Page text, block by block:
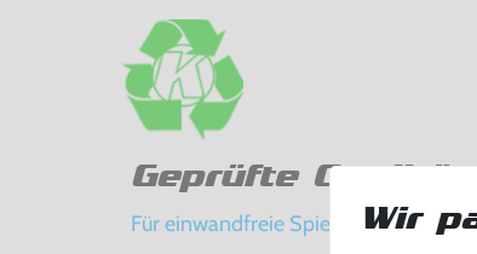
Geprüfte Qualität
Für einwandfreie Spielerlebnisse
Wir